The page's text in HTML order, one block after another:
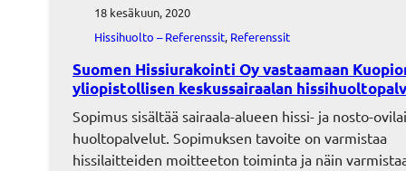
18 kesäkuun, 2020
Hissihuolto – Referenssit, Referenssit
Suomen Hissiurakointi Oy vastaamaan
yliopistollisen keskussairaalan
Sopimus sisältää sairaala-alueen hissi- ja nosto-
huoltopalvelut. Sopimuksen tavoite on varmistaa
hissilaitteiden moitteeton toiminta ja näin